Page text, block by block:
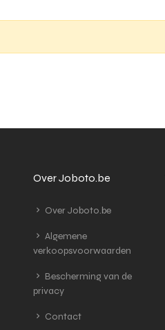
Over Joboto.be
Over Joboto.be
Algemene
verkoopsvoorwaarden
Bescherming van de
privacy
Contact